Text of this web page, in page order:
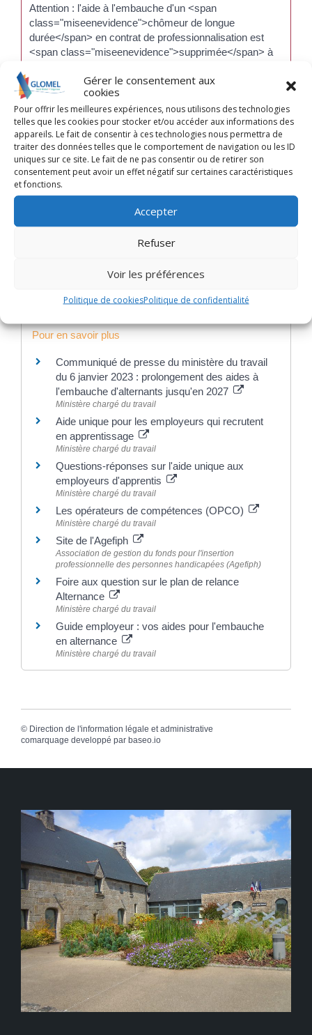
Gérer le consentement aux
cookies
Pour offrir les meilleures expériences, nous utilisons des technologies
telles que les cookies pour stocker et/ou accéder aux informations des
appareils. Le fait de consentir à ces technologies nous permettra de
traiter des données telles que le comportement de navigation ou les ID
uniques sur ce site. Le fait de ne pas consentir ou de retirer son
consentement peut avoir un effet négatif sur certaines caractéristiques
et fonctions.
Accepter
Refuser
Voir les préférences
Politique de cookiesPolitique de confidentialité
Attention : l'aide à l'embauche d'un <span
class="miseenevidence">chômeur de longue
durée</span> en contrat de professionnalisation est
<span class="miseenevidence">supprimée</span> à
signés en 2022.
Textes de référence
Déclarer vos salariés
Pour en savoir plus
Communiqué de presse du ministère du travail
du 6 janvier 2023 : prolongement des aides à
l'embauche d'alternants jusqu'en 2027
Ministère chargé du travail
Aide unique pour les employeurs qui recrutent
en apprentissage
Ministère chargé du travail
Questions-réponses sur l'aide unique aux
employeurs d'apprentis
Ministère chargé du travail
Les opérateurs de compétences (OPCO)
Ministère chargé du travail
Site de l'Agefiph
Association de gestion du fonds pour l'insertion
professionnelle des personnes handicapées (Agefiph)
Foire aux question sur le plan de relance
Alternance
Ministère chargé du travail
Guide employeur : vos aides pour l'embauche
en alternance
Ministère chargé du travail
© Direction de l'information légale et administrative
comarquage developpé par baseo.io